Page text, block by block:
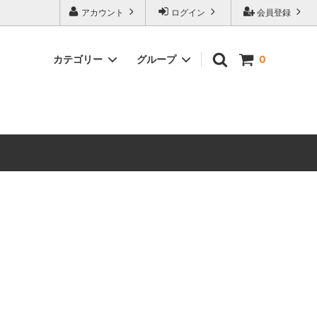
会員登録
ログイン
アカウント
0
カテゴリー グループ
季節・本数・期間限定焼酎